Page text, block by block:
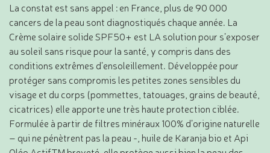
La constat est sans appel : en France, plus de 90 000
cancers de la peau sont diagnostiqués chaque année. La
Crème solaire solide SPF50+ est LA solution pour s’exposer
au soleil sans risque pour la santé, y compris dans des
conditions extrêmes d’ensoleillement. Développée pour
protéger sans compromis les petites zones sensibles du
visage et du corps (pommettes, tatouages, grains de beauté,
cicatrices) elle apporte une très haute protection ciblée.
Formulée à partir de filtres minéraux 100% d’origine naturelle
– qui ne pénètrent pas la peau -, huile de Karanja bio et Api